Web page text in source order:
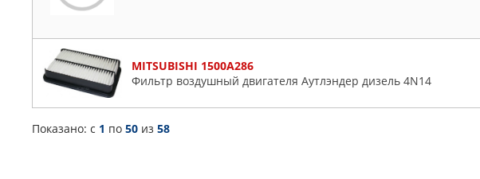
MITSUBISHI 1500A286
Фильтр воздушный двигателя Аутлэндер дизель 4N14
Показано: c 1 по 50 из 58